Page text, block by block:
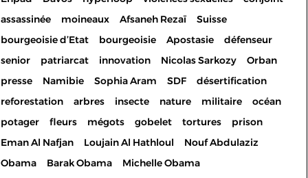
assassinée
moineaux Afsaneh Rezaï
Suisse
bourgeoisie d’Etat
bourgeoisie Apostasie
défenseur
senior
patriarcat innovation Nicolas Sarkozy
Orban
presse
Namibie Sophia Aram SDF
désertification
reforestation
arbres insecte nature militaire
océan
potager
fleurs mégots gobelet tortures
prison
Eman Al Nafjan
Loujain Al Hathloul
Nouf Abdulaziz
Obama
Barak Obama
Michelle Obama
Les cookies permettent le